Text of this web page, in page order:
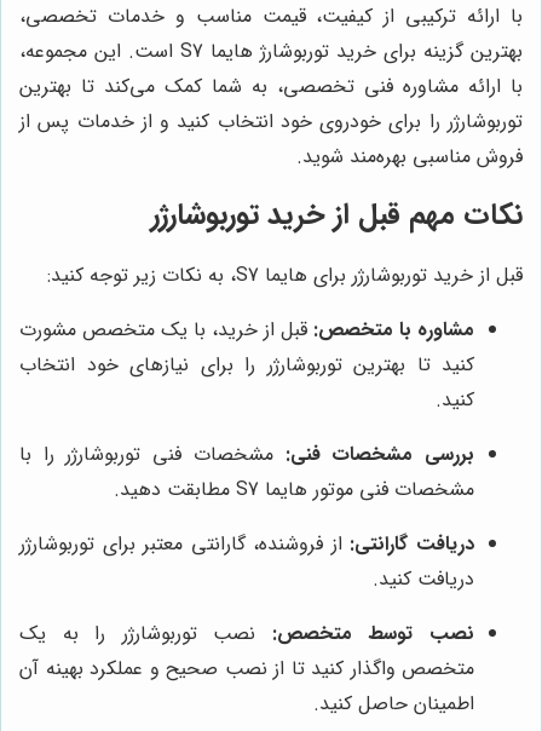
با ارائه ترکیبی از کیفیت، قیمت مناسب و خدمات تخصصی،
بهترین گزینه برای خرید توربوشارژ هایما S7 است. این مجموعه،
با ارائه مشاوره فنی تخصصی، به شما کمک می‌کند تا بهترین
توربوشارژر را برای خودروی خود انتخاب کنید و از خدمات پس از
فروش مناسبی بهره‌مند شوید.
نکات مهم قبل از خرید توربوشارژر
قبل از خرید توربوشارژر برای هایما S7، به نکات زیر توجه کنید:
مشاوره با متخصص: قبل از خرید، با یک متخصص مشورت
کنید تا بهترین توربوشارژر را برای نیازهای خود انتخاب
کنید.
بررسی مشخصات فنی: مشخصات فنی توربوشارژر را با
مشخصات فنی موتور هایما S7 مطابقت دهید.
دریافت گارانتی: از فروشنده، گارانتی معتبر برای توربوشارژر
دریافت کنید.
نصب توسط متخصص: نصب توربوشارژر را به یک
متخصص واگذار کنید تا از نصب صحیح و عملکرد بهینه آن
اطمینان حاصل کنید.